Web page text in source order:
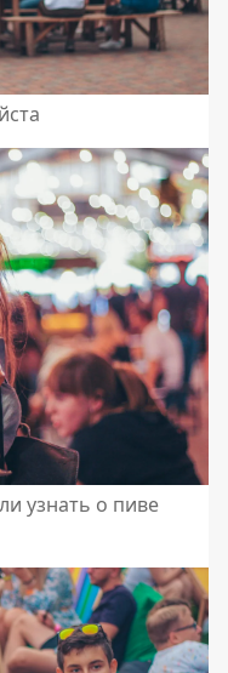
узнать о пиве